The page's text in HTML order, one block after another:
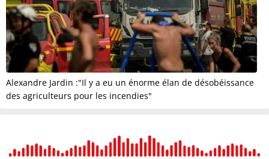
Alexandre Jardin :"Il y a eu un énorme élan de désobéissance
des agriculteurs pour les incendies"